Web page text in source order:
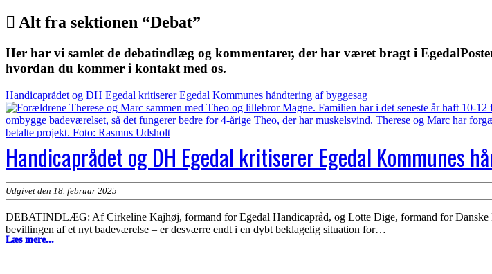
Alt fra sektionen “Debat”
Her har vi samlet de debatindlæg og kommentarer, der har været bragt i
hvordan du kommer i kontakt med os.
Handicaprådet og DH Egedal kritiserer Egedal Kommunes håndtering af byggesag
Handicaprådet og DH Egedal kritiserer Egedal Kommunes
Udgivet den 18. februar 2025
DEBATINDLÆG: Af Cirkeline Kajhøj, formand for Egedal Handicapråd, og Lotte Dige, formand for
bevillingen af et nyt badeværelse – er desværre endt i en dybt beklagelig situation for…
Læs mere...